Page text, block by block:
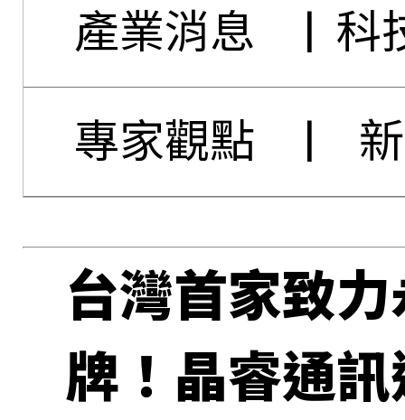
產業消息 | 科
專家觀點
|
台灣首家致
牌！晶睿通